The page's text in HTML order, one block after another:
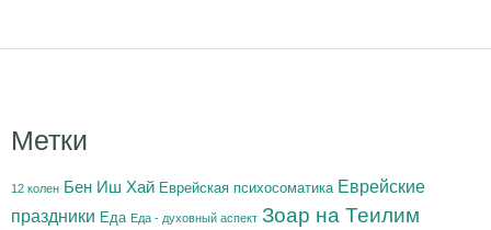
Метки
12 колен Бен Иш Хай Еврейская психосоматика Еврейские
праздники Еда Еда - духовный аспект Зоар на Теилим